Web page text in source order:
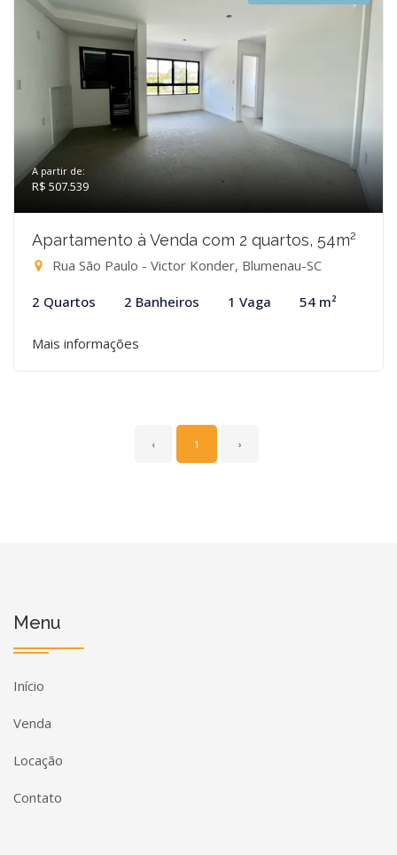
A partir de:
R$ 507.539
Apartamento à Venda com 2 quartos, 54m²
Rua São Paulo - Victor Konder, Blumenau-SC
2 Quartos 2 Banheiros 1 Vaga 54 m²
Mais informações
‹ 1 ›
Menu
Início
Venda
Locação
Contato